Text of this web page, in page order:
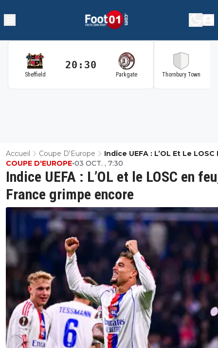
Sheffield
20:30
Parkgate Thornbury Town
Accueil Coupe D'Europe
Indice UEFA : L’OL Et Le LOSC
Feu, La France Grimpe Encore
Indice UEFA : L’OL et le LOSC en
France grimpe encore
COUPE D'EUROPE•03 OCT. , 7:30